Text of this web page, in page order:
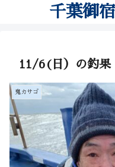
千葉御
11/6(日）の釣果
鬼カサゴ